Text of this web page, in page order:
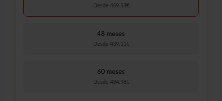
Desde 459.53€
48 meses
Desde 439.11€
60 meses
Desde 434.98€